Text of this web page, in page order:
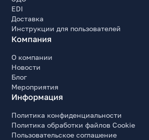
EDI
Доставка
Инструкции для пользователей
Компания
О компании
Новости
Блог
Мероприятия
Информация
Политика конфиденциальности
Политика обработки файлов Cookie
Пользовательское соглашение